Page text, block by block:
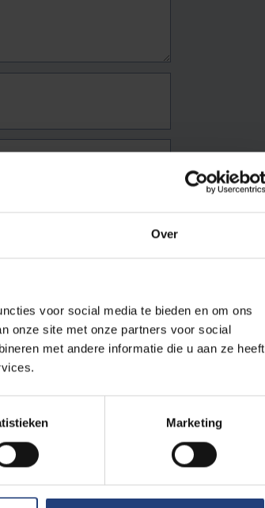
Over
voor social media te bieden en om ons
onze site met onze partners voor social
met andere informatie die u aan ze heeft
Marketing